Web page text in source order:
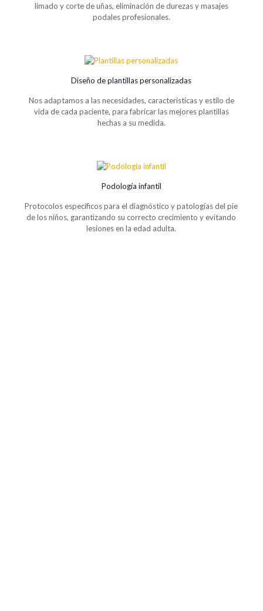
limado y corte de uñas, eliminación de durezas y masajes
podales profesionales.
Diseño de plantillas personalizadas
Nos adaptamos a las necesidades, características y estilo de
vida de cada paciente, para fabricar las mejores plantillas
hechas a su medida.
Podología infantil
Protocolos especí­ficos para el diagnóstico y patologí­as del pie
de los niños, garantizando su correcto crecimiento y evitando
lesiones en la edad adulta.